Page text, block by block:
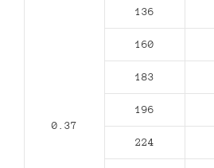
0.37
136
160
183
196
224